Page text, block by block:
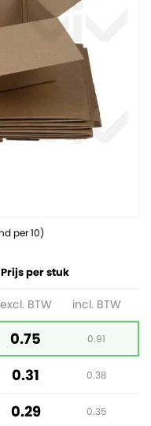
per 10)
Prijs per stuk
excl. BTW incl. BTW
0.75 0.91
0.31 0.38
0.29 0.35